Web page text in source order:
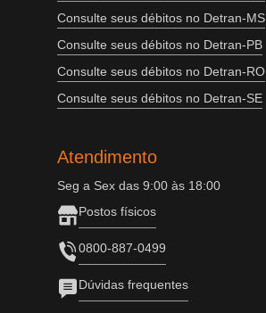
Consulte seus débitos no Detran-MS
Consulte seus débitos no Detran-PB
Consulte seus débitos no Detran-RO
Consulte seus débitos no Detran-SE
Atendimento
Seg a Sex das 9:00 às 18:00
Postos físicos
0800-887-0499
Dúvidas frequentes